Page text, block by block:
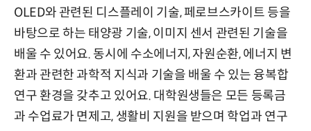
OLED와 관련된 디스플레이 기술, 페로브스카이트 등을
바탕으로 하는 태양광 기술, 이미지 센서 관련된 기술을
배울 수 있어요. 동시에 수소에너지, 자원순환, 에너지 변
환과 관련한 과학적 지식과 기술을 배울 수 있는 융복합
연구 환경을 갖추고 있어요. 대학원생들은 모든 등록금
과 수업료가 면제고, 생활비 지원을 받으며 학업과 연구